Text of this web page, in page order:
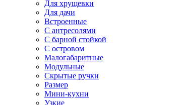
Для хрущевки
Для дачи
Встроенные
С антресолями
С барной стойкой
С островом
Малогабаритные
Модульные
Скрытые ручки
Размер
Мини-кухни
Узкие